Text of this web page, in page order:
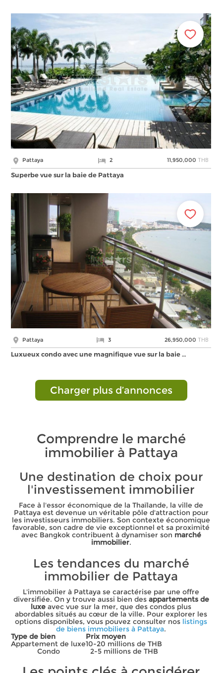
Pattaya 2 11,950,000 THB
Superbe vue sur la baie de Pattaya
Pattaya 3 26,950,000 THB
Luxueux condo avec une magnifique vue sur la baie …
Charger plus d’annonces
Comprendre le marché
immobilier à Pattaya
Une destination de choix pour
l'investissement immobilier
Face à l'essor économique de la Thaïlande, la ville de
Pattaya est devenue un véritable pôle d'attraction pour
les investisseurs immobiliers. Son contexte économique
favorable, son cadre de vie exceptionnel et sa proximité
avec Bangkok contribuent à dynamiser son marché
immobilier.
Les tendances du marché
immobilier de Pattaya
L'immobilier à Pattaya se caractérise par une offre
diversifiée. On y trouve aussi bien des appartements de
luxe avec vue sur la mer, que des condos plus
abordables situés au cœur de la ville. Pour explorer les
options disponibles, vous pouvez consulter nos listings
de biens immobiliers à Pattaya.
Type de bien
Prix moyen
Appartement de luxe10-20 millions de THB
Condo
2-5 millions de THB